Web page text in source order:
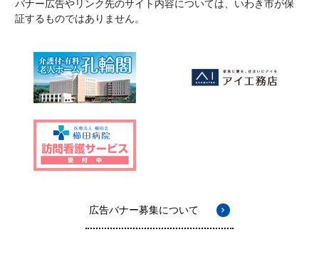
バナー広告やリンク先のサイト内容については、いわき市が保
証するものではありません。
広告バナー募集について